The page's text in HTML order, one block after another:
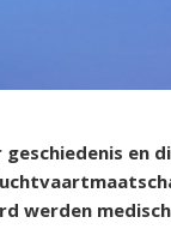
en
werden